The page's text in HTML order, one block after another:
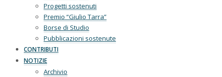
Progetti sostenuti
Premio “Giulio Tarra”
Borse di Studio
Pubblicazioni sostenute
CONTRIBUTI
NOTIZIE
Archivio